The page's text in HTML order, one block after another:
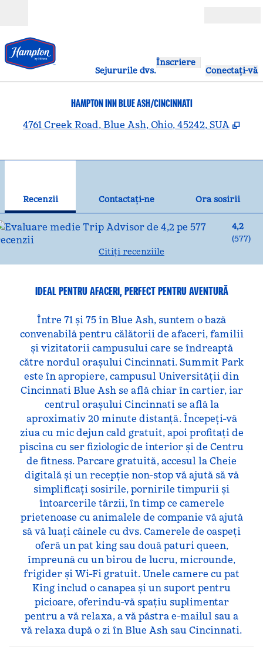
Sejururile dvs.
Înscriere
Conectați-vă
HAMPTON INN BLUE ASH/CINCINNATI
4761 Creek Road, Blue Ash, Ohio, 45242, SUA ,
Recenzii Contactaţi-ne
Ora sosirii
4,2
(577)
Citiți recenziile
IDEAL PENTRU AFACERI, PERFECT PENTRU AVENTURĂ
Între 71 și 75 în Blue Ash, suntem o bază
convenabilă pentru călătorii de afaceri, familii
și vizitatorii campusului care se îndreaptă
către nordul orașului Cincinnati. Summit Park
este în apropiere, campusul Universității din
Cincinnati Blue Ash se află chiar în cartier, iar
centrul orașului Cincinnati se află la
aproximativ 20 minute distanță. Începeți-vă
ziua cu mic dejun cald gratuit, apoi profitați de
piscina cu ser fiziologic de interior și de Centru
de fitness. Parcare gratuită, accesul la Cheie
digitală și un recepție non-stop vă ajută să vă
simplificați sosirile, pornirile timpurii și
întoarcerile târzii, în timp ce camerele
prietenoase cu animalele de companie vă ajută
să vă luați câinele cu dvs. Camerele de oaspeți
oferă un pat king sau două paturi queen,
împreună cu un birou de lucru, microunde,
frigider și Wi-Fi gratuit. Unele camere cu pat
King includ o canapea și un suport pentru
picioare, oferindu-vă spațiu suplimentar
pentru a vă relaxa, a vă păstra e-mailul sau a
vă relaxa după o zi în Blue Ash sau Cincinnati.